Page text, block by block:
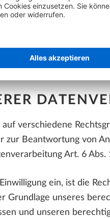
verschiedene
zur Beantwortung von
Art. 6 Abs.
ein, ist die
Grundlage unseres
und unseren